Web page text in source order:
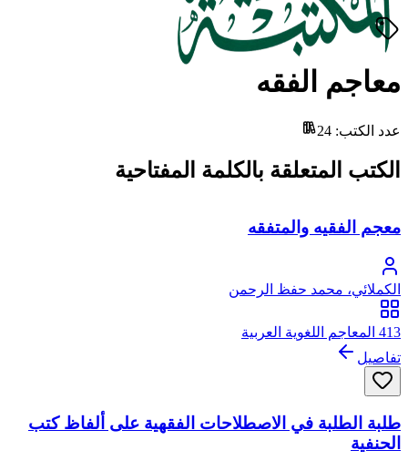
معاجم الفقه
عدد الكتب:
24
الكتب المتعلقة بالكلمة المفتاحية
معجم الفقيه والمتفقه
الكملائي، محمد حفظ الرحمن
413 المعاجم اللغوية العربية
تفاصيل
طلبة الطلبة في الاصطلاحات الفقهية على ألفاظ كتب
الحنفية